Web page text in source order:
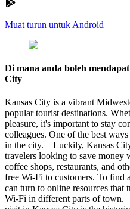
Muat turun untuk Android
Di mana anda boleh
City
Kansas City is a vibrant
popular tourist destinations.
pleasure, it's important to stay
colleagues. One of the best
in the city. Luckily, Kansas
travelers looking to save money
coffee shops, restaurants, and
free Wi-Fi to customers. To find
can turn to online resources
Wi-Fi in different parts of town.